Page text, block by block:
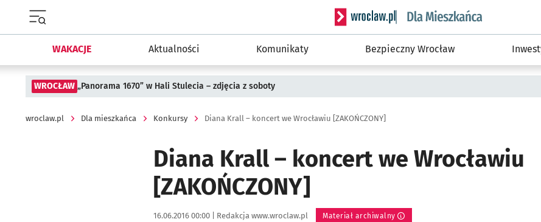
Serwis informacyjny wroclaw.pl podserwis: Dla
WAKACJE Aktualności Komunikaty Bezpieczny Wrocław
WROCŁAW „Panorama 1670” w Hali Stulecia – zdjęcia z soboty
wroclaw.pl Dla mieszkańca Konkursy Diana Krall – koncert we Wrocławiu [ZAKOŃCZONY]
Diana Krall – koncert we Wrocławiu
[ZAKOŃCZONY]
Data publikacji:
16.06.2016 00:00 | Autor:
Redakcja www.wroclaw.pl Materiał archiwalny